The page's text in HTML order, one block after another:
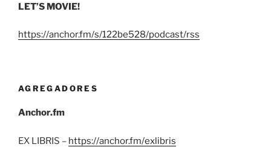
LET’S MOVIE!
https://anchor.fm/s/122be528/podcast/rss
AGREGADORES
Anchor.fm
EX LIBRIS – https://anchor.fm/exlibris